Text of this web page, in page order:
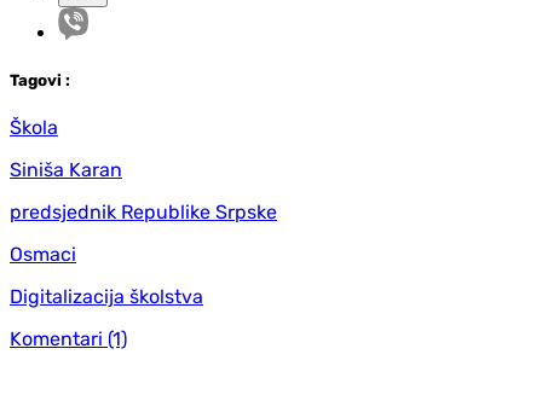
Tagovi :
Škola
Siniša Karan
predsjednik Republike Srpske
Osmaci
Digitalizacija školstva
Komentari (1)